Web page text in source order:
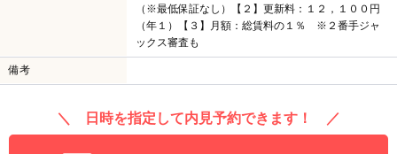
（※最低保証なし）【２】更新料：１２，１００円
（年１）【３】月額：総賃料の１％ ※２番手ジャ
ックス審査も
備考
＼ 日時を指定して内見予約できます！ ／